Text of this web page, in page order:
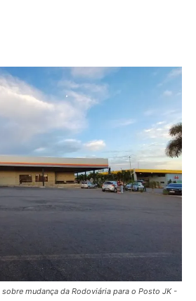
mudança da Rodoviária para o Posto JK -